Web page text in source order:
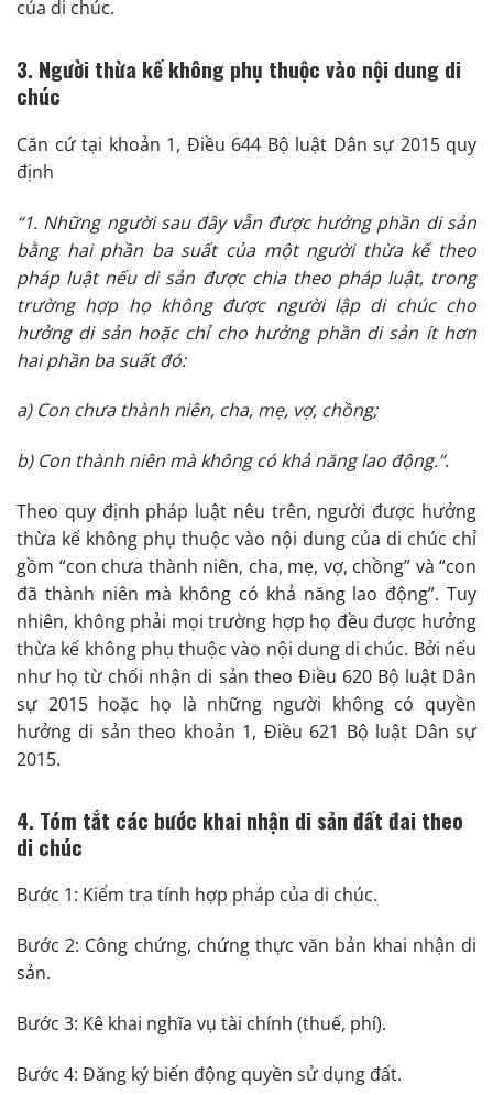
của di chúc.
3. Người thừa kế không phụ thuộc vào nội dung di
chúc
Căn cứ tại khoản 1, Điều 644 Bộ luật Dân sự 2015 quy
định
“1. Những người sau đây vẫn được hưởng phần di sản
bằng hai phần ba suất của một người thừa kế theo
pháp luật nếu di sản được chia theo pháp luật, trong
trường hợp họ không được người lập di chúc cho
hưởng di sản hoặc chỉ cho hưởng phần di sản ít hơn
hai phần ba suất đó:
a) Con chưa thành niên, cha, mẹ, vợ, chồng;
b) Con thành niên mà không có khả năng lao động.”.
Theo quy định pháp luật nêu trên, người được hưởng
thừa kế không phụ thuộc vào nội dung của di chúc chỉ
gồm “con chưa thành niên, cha, mẹ, vợ, chồng” và “con
đã thành niên mà không có khả năng lao động”. Tuy
nhiên, không phải mọi trường hợp họ đều được hưởng
thừa kế không phụ thuộc vào nội dung di chúc. Bởi nếu
như họ từ chối nhận di sản theo Điều 620 Bộ luật Dân
sự 2015 hoặc họ là những người không có quyền
hưởng di sản theo khoản 1, Điều 621 Bộ luật Dân sự
2015.
4. Tóm tắt các bước khai nhận di sản đất đai theo
di chúc
Bước 1: Kiểm tra tính hợp pháp của di chúc.
Bước 2: Công chứng, chứng thực văn bản khai nhận di
sản.
Bước 3: Kê khai nghĩa vụ tài chính (thuế, phí).
Bước 4: Đăng ký biến động quyền sử dụng đất.